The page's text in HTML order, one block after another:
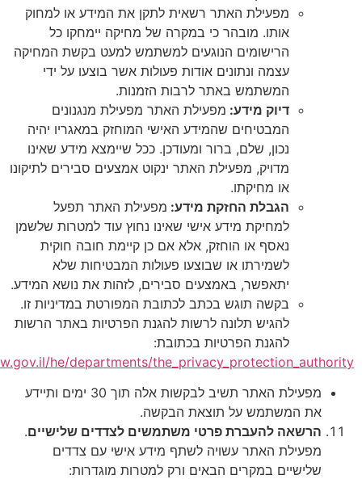
מפעילת האתר רשאית לתקן את המידע או למחוק
אותו. מובהר כי במקרה של מחיקה יימחקו כל
הרישומים הנוגעים למשתמש למעט בקשת המחיקה
עצמה ונתונים אודות פעולות אשר בוצעו על ידי
המשתמש באתר לרבות הזמנות.
דיוק מידע: מפעילת האתר מפעילת מנגנונים
המבטיחים שהמידע האישי המוחזק במאגריו יהיה
נכון, שלם, ברור ומעודכן. ככל שיימצא מידע שאינו
מדויק, מפעילת האתר ינקוט אמצעים סבירים לתיקונו
הגבלת החזקת מידע:מפעילת האתר תפעל
למחיקת מידע אישי שאינו נחוץ עוד למטרות שלשמן
נאסף או הוחזק, אלא אם כן קיימת חובה חוקית
לשמירתו או שבוצעו פעולות המבטיחות שלא
יתאפשר, באמצעים סבירים, לזהות את נושא המידע.
בקשה תוגש בכתב לכתובת המפורטת במדיניות זו.
להגיש תלונה לרשות להגנת הפרטיות באתר הרשות
להגנת הפרטיות בכתובת:
https://www.gov.il/he/departments/
מפעילת האתר תשיב לבקשות אלה תוך 30 ימים ותיידע
על תוצאת הבקשה.
להעברת פרטי משתמשים לצדדים שלישיים.
האתר עשויה לשתף מידע אישי עם צדדים
במקרים הבאים ורק למטרות מוגדרות: